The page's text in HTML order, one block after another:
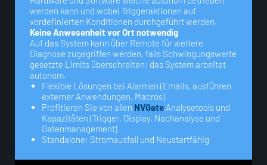
werden kann und wobei Triggeraktionen auf
vordefinierten Konditionen durchgeführt werden.
Keine Anwesenheit vor Ort notwendig
Auf das System kann über Remote für weitere
Diagnose zugegriffen werden, falls Schwingungswerte
gesetzte Limits überschreiten: das System arbeitet
autonom.
Flexible Lösungen bei Alarmen (Emails, ausführen
externer Anwendungen, Macros)
Profitieren Sie von allen NVGate Analysetools und
Kapazitäten (Trigger, Display, Nachanalyse und
Datenmanagement)
Standalone: Stromausfall und Neustartfähig